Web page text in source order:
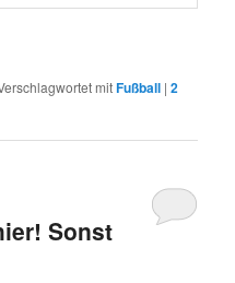
mitFußball |2
Sonst